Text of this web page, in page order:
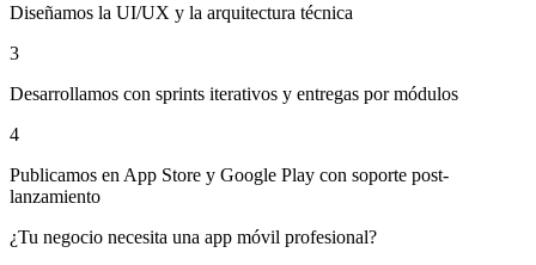
Diseñamos la UI/UX y la arquitectura técnica
3
Desarrollamos con sprints iterativos y entregas por módulos
4
Publicamos en App Store y Google Play con soporte post-
lanzamiento
¿Tu negocio necesita una app móvil profesional?